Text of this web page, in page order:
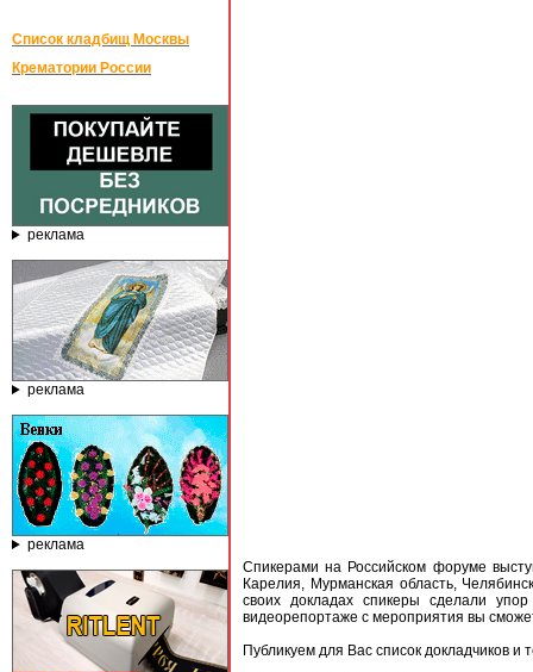
Список кладбищ Москвы
Крематории России
реклама
реклама
реклама
Спикерами на Российском форуме
Карелия, Мурманская область,
своих докладах спикеры сделали
видеорепортаже с мероприятия вы
Публикуем для Вас список докладчиков и